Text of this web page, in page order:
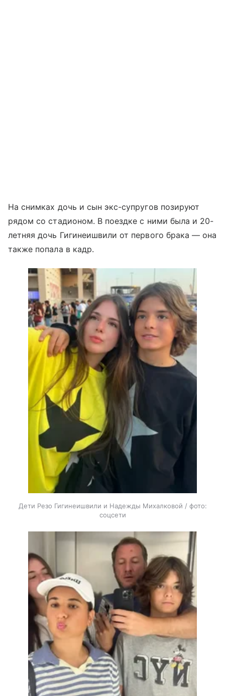
На снимках дочь и сын экс-супругов позируют
рядом со стадионом. В поездке с ними была и 20-
летняя дочь Гигинеишвили от первого брака — она
также попала в кадр.
Дети Резо Гигинеишвили и Надежды Михалковой / фото:
соцсети